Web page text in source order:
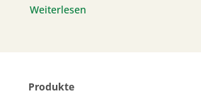
Weiterlesen
Produkte